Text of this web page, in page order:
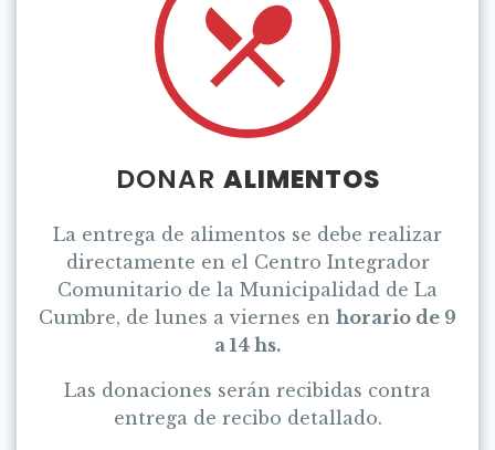
DONAR ALIMENTOS
La entrega de alimentos se debe realizar
directamente en el Centro Integrador
Comunitario de la Municipalidad de La
Cumbre, de lunes a viernes en horario de 9
a 14 hs.
Las donaciones serán recibidas contra
entrega de recibo detallado.